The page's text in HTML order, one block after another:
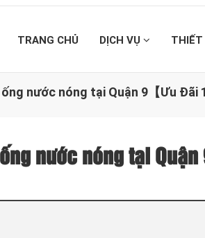
TRANG CHỦ DỊCH VỤ THIẾT
nước nóng tại Quận 9【Ưu Đãi
nước nóng tại Quận